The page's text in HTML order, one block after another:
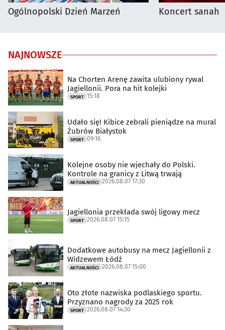
Ogólnopolski Dzień Marzeń Koncert sanah
NAJNOWSZE
Na Chorten Arenę zawita ulubiony rywal
Jagiellonii. Pora na hit kolejki
SPORT 15:18
Udało się! Kibice zebrali pieniądze na mural
Żubrów Białystok
SPORT 09:16
Kolejne osoby nie wjechały do Polski.
Kontrole na granicy z Litwą trwają
AKTUALNOŚCI 2026.08.07 17:30
Jagiellonia przekłada swój ligowy mecz
SPORT 2026.08.07 15:15
Dodatkowe autobusy na mecz Jagiellonii z
Widzewem Łódź
AKTUALNOŚCI 2026.08.07 15:00
Oto złote nazwiska podlaskiego sportu.
Przyznano nagrody za 2025 rok
SPORT 2026.08.07 14:30